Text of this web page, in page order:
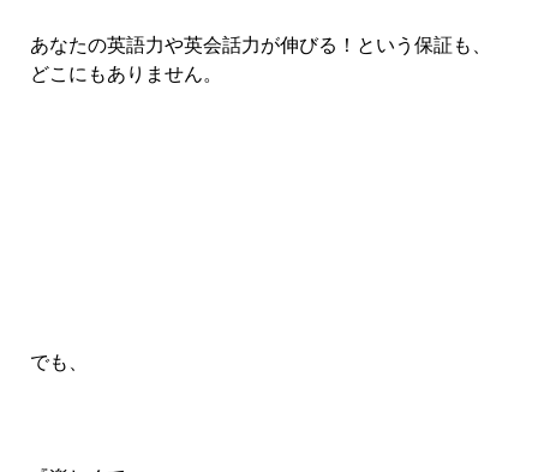
あなたの英語力や英会話力が伸びる！という保証も、
どこにもありません。
でも、